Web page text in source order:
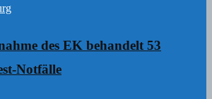
des EK behandelt 53
Notfälle